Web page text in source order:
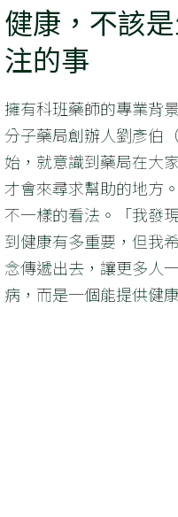
健康，不該
注的事
擁有科班藥師的專業背
分子藥局創辦人劉彥伯
始，就意識到藥局在大
才會來尋求幫助的地方
不一樣的看法。「我發
到健康有多重要，但我
念傳遞出去，讓更多人
病，而是一個能提供健